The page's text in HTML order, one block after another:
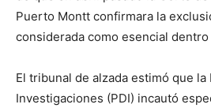
Puerto Montt confirmara la
considerada como esencial
El tribunal de alzada estimó que la
Investigaciones (PDI) incautó